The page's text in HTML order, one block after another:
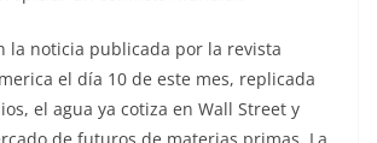
la noticia publicada por la revista
el día 10 de este mes, replicada
el agua ya cotiza en Wall Street y